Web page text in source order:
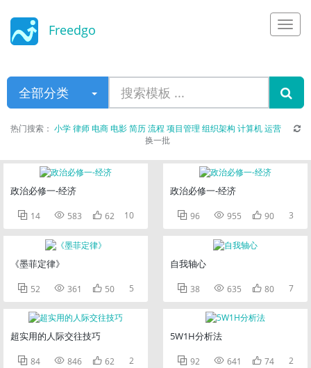
Freedgo
全部分类
热门搜索： 小学律师电商电影简历流程 项目管理 组织架构 计算机运营
换一批
政治必修一-经济
 14  583  62 10
《墨菲定律》
 52  361  50 5
超实用的人际交往技巧
 84  846  62 2
政治必修一-经济
 96  955  90 3
自我轴心
 38  635  80 7
5W1H分析法
 92  641  74 2